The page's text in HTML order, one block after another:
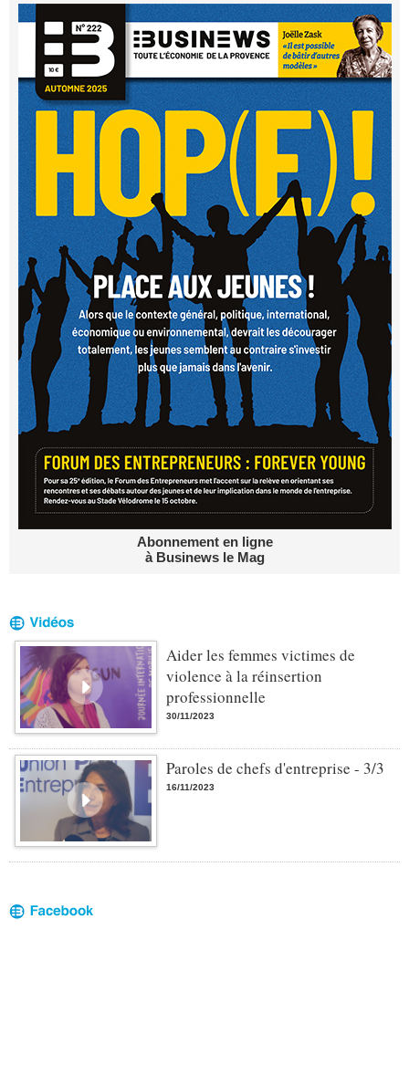
Abonnement en ligne
à Businews le Mag
Aider les femmes victimes de
violence à la réinsertion
professionnelle
30/11/2023
Paroles de chefs d'entreprise - 3/3
16/11/2023